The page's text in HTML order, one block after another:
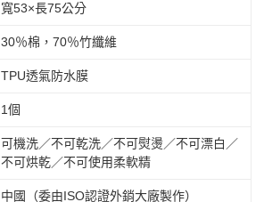
寬53×長75公分
30％棉，70％竹纖維
TPU透氣防水膜
1個
可機洗／不可乾洗／不可熨燙／不可漂白／
不可烘乾／不可使用柔軟精
中國（委由ISO認證外銷大廠製作）